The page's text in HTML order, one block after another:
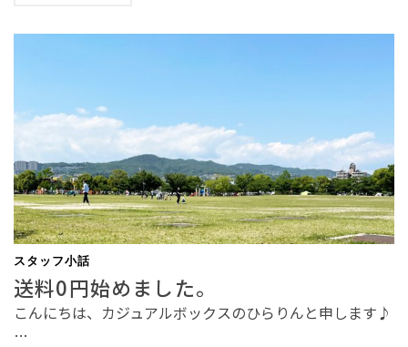
スタッフ小話
送料0円始めました。
こんにちは、カジュアルボックスのひらりんと申します♪
…